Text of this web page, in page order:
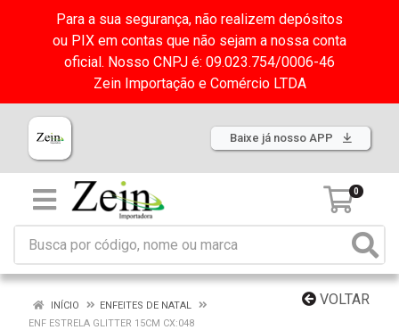
Para a sua segurança, não realizem depósitos
ou PIX em contas que não sejam a nossa conta
oficial. Nosso CNPJ é: 09.023.754/0006-46
Zein Importação e Comércio LTDA
Baixe já nosso APP
0
VOLTAR
INÍCIO
ENFEITES DE NATAL
ENF ESTRELA GLITTER 15CM CX:048